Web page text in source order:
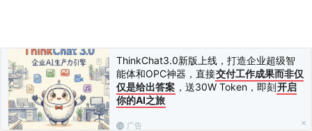
ThinkChat3.0新版上线，打造企业超级智
能体和OPC神器，直接交付工作成果而非仅
仅是给出答案 ，送30W Token，即刻开启
你的AI之旅
广告